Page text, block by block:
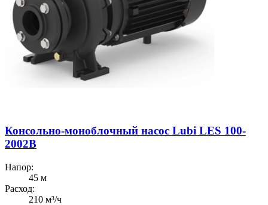
Консольно-моноблочный насос Lubi LES 100-
2002B
Напор:
45 м
Расход:
210 м³/ч